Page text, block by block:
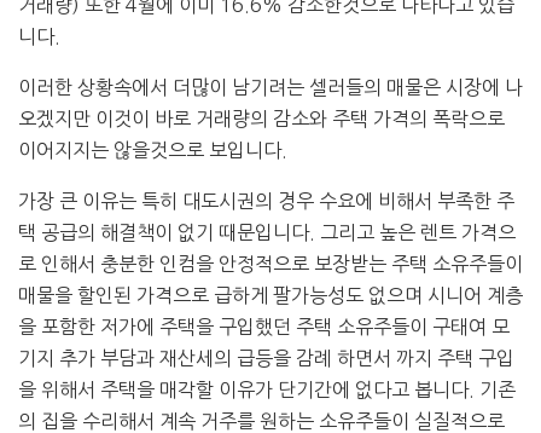
거래량) 또한 4월에 이미 16.6% 감소한것으로 나타나고 있습
니다.
이러한 상황속에서 더많이 남기려는 셀러들의 매물은 시장에 나
오겠지만 이것이 바로 거래량의 감소와 주택 가격의 폭락으로
이어지지는 않을것으로 보입니다.
가장 큰 이유는 특히 대도시권의 경우 수요에 비해서 부족한 주
택 공급의 해결책이 없기 때문입니다. 그리고 높은 렌트 가격으
로 인해서 충분한 인컴을 안정적으로 보장받는 주택 소유주들이
매물을 할인된 가격으로 급하게 팔가능성도 없으며 시니어 계층
을 포함한 저가에 주택을 구입했던 주택 소유주들이 구태여 모
기지 추가 부담과 재산세의 급등을 감례 하면서 까지 주택 구입
을 위해서 주택을 매각할 이유가 단기간에 없다고 봅니다. 기존
의 집을 수리해서 계속 거주를 원하는 소유주들이 실질적으로